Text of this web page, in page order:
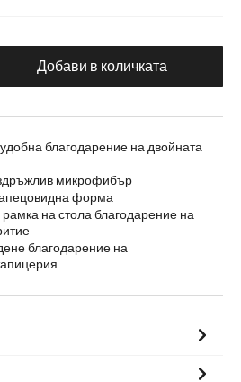
на продукта:
Добави в количката
благодарение на двойната
микрофибър
форма
на стола благодарение на
благодарение на